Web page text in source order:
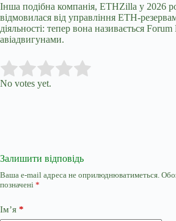
Інша подібна компанія, ETHZilla у 2026
відмовилася від управління ETH-
діяльності: тепер вона називається
авіадвигунами.
Rate this item:
No votes yet.
Залишити відповідь
Ваша e-mail адреса не оприлюднюватиметься.
позначені *
Ім’я *